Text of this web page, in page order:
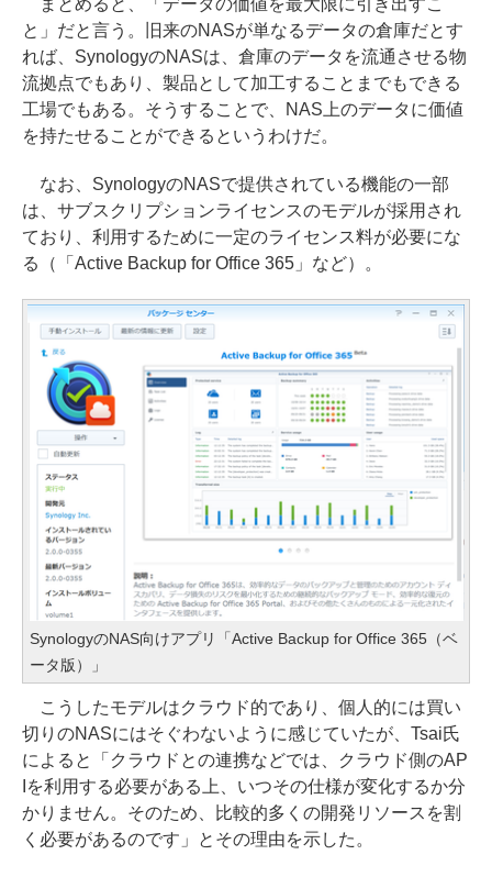
まとめると、「データの価値を最大限に引き出すこ
と」だと言う。旧来のNASが単なるデータの倉庫だとす
れば、SynologyのNASは、倉庫のデータを流通させる物
流拠点でもあり、製品として加工することまでもできる
工場でもある。そうすることで、NAS上のデータに価値
を持たせることができるというわけだ。
なお、SynologyのNASで提供されている機能の一部
は、サブスクリプションライセンスのモデルが採用され
ており、利用するために一定のライセンス料が必要にな
る（「Active Backup for Office 365」など）。
SynologyのNAS向けアプリ「Active Backup for Office 365（ベ
ータ版）」
こうしたモデルはクラウド的であり、個人的には買い
切りのNASにはそぐわないように感じていたが、Tsai氏
によると「クラウドとの連携などでは、クラウド側のAP
Iを利用する必要がある上、いつその仕様が変化するか分
かりません。そのため、比較的多くの開発リソースを割
く必要があるのです」とその理由を示した。